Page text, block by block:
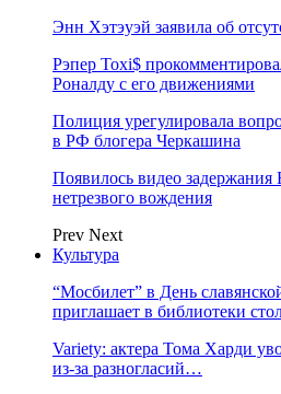
Энн Хэтэуэй заявила об
Рэпер Toxi$
Роналду с его движениями
Полиция урегулировала
в РФ блогера Черкашина
Появилось видео задержания
нетрезвого вождения
Prev Next
Культура
“Мосбилет” в День
приглашает в библиотеки
Variety: актера Тома Харди
из-за разногласий…